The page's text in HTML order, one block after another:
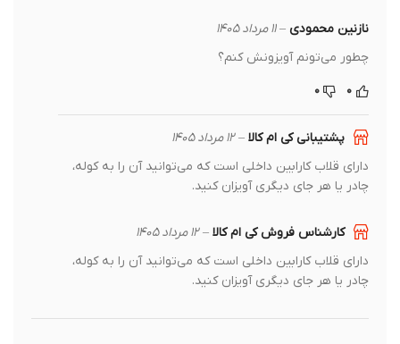
نازنین محمودی– ۱۱ مرداد ۱۴۰۵
چطور می‌تونم آویزونش کنم؟
پشتیبانی کی ام کالا– ۱۲ مرداد ۱۴۰۵
دارای قلاب کارابین داخلی است که می‌توانید آن را به کوله،
چادر یا هر جای دیگری آویزان کنید.
کارشناس فروش کی ام کالا– ۱۲ مرداد ۱۴۰۵
دارای قلاب کارابین داخلی است که می‌توانید آن را به کوله،
چادر یا هر جای دیگری آویزان کنید.